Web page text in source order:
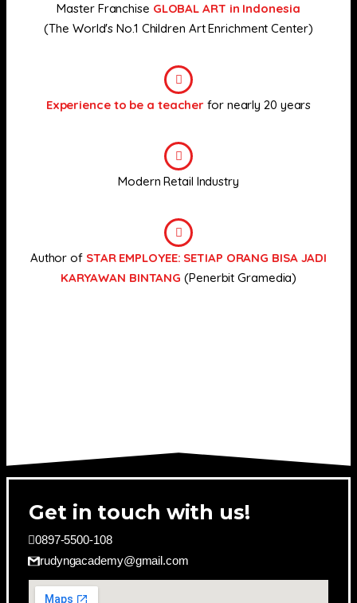
Master Franchise GLOBAL ART in Indonesia
(The World's No.1 Children Art Enrichment Center)
Experience to be a teacher for nearly 20 years
Modern Retail Industry
Author of STAR EMPLOYEE: SETIAP ORANG BISA JADI
KARYAWAN BINTANG (Penerbit Gramedia)
Get in touch with us!
0897-5500-108
rudyngacademy@gmail.com